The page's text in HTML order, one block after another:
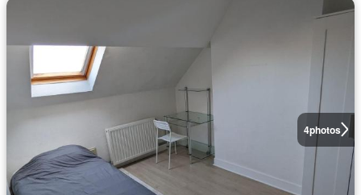
4photos